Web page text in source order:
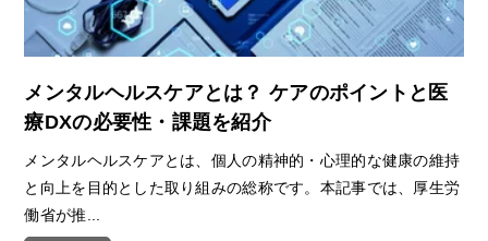
メンタルヘルスケアとは？ ケアのポイントと医
療DXの必要性・課題を紹介
メンタルヘルスケアとは、個人の精神的・心理的な健康の維持
と向上を目的とした取り組みの総称です。本記事では、厚生労
働省が推...